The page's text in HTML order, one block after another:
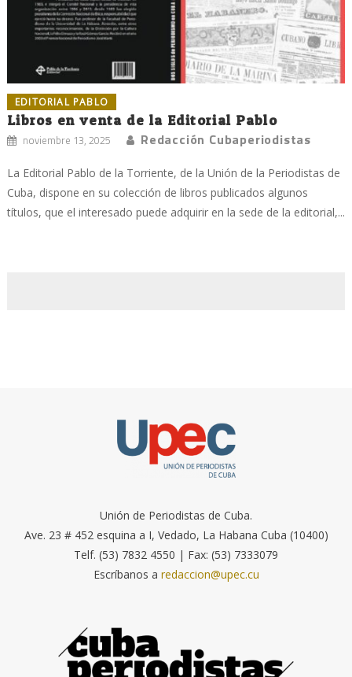
EDITORIAL PABLO
Libros en venta de la Editorial Pablo
noviembre 13, 2025 Redacción Cubaperiodistas
La Editorial Pablo de la Torriente, de la Unión de la Periodistas de
Cuba, dispone en su colección de libros publicados algunos
títulos, que el interesado puede adquirir en la sede de la editorial,...
Unión de Periodistas de Cuba.
Ave. 23 # 452 esquina a I, Vedado, La Habana Cuba (10400)
Telf. (53) 7832 4550 | Fax: (53) 7333079
Escríbanos a redaccion@upec.cu